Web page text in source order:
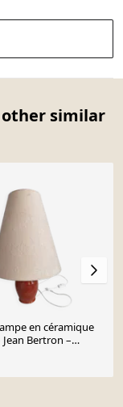
other similar
en céramique
Bertron –